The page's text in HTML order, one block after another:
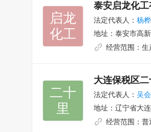
启龙
化工
泰安启龙化工
法定代表人： 杨桦
地址： 泰安市高
经营范围： 生
二十
里
大连保税区
法定代表人： 吴
地址： 辽宁省大
经营范围： 普